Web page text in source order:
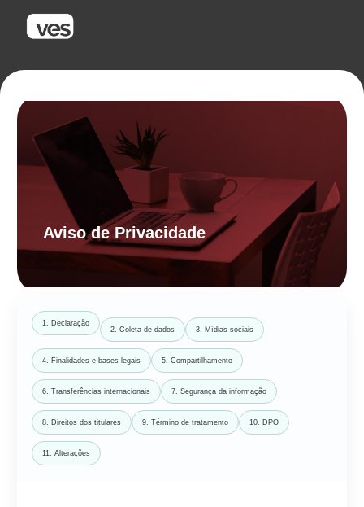
Aviso de Privacidade
1. Declaração
2. Coleta de dados
3. Mídias sociais
4. Finalidades e bases legais 5. Compartilhamento
6. Transferências internacionais 7. Segurança da informação
8. Direitos dos titulares 9. Término de tratamento 10. DPO
11. Alterações